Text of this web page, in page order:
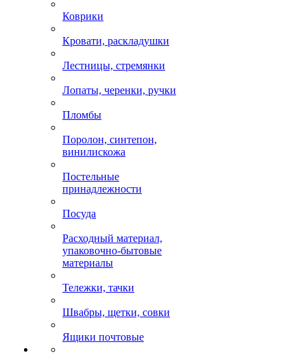
Коврики
Кровати, раскладушки
Лестницы, стремянки
Лопаты, черенки, ручки
Пломбы
Поролон, синтепон,
винилискожа
Постельные
принадлежности
Посуда
Расходный материал,
упаковочно-бытовые
материалы
Тележки, тачки
Швабры, щетки, совки
Ящики почтовые